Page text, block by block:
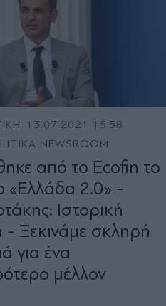
13.07.2021 15:58
NEWSROOM
από το Ecofin το
«Ελλάδα 2.0» -
Ιστορική
- Ξεκινάμε σκληρή
για ένα
μέλλον